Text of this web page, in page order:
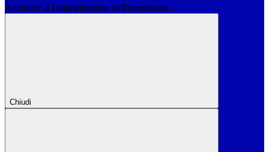
Attendere il completamento dell'operazione...
Chiudi